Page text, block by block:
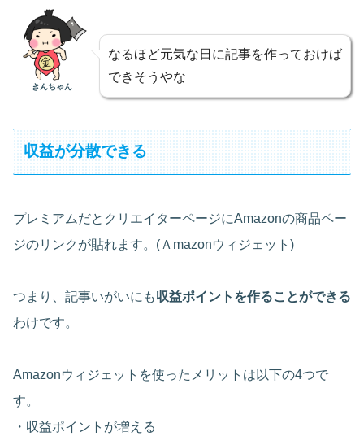
きんちゃん
なるほど元気な日に記事を作っておけば
できそうやな
収益が分散できる
プレミアムだとクリエイターページにAmazonの商品ペー
ジのリンクが貼れます。(Ａmazonウィジェット)
つまり、記事いがいにも収益ポイントを作ることができる
わけです。
Amazonウィジェットを使ったメリットは以下の4つで
す。
・収益ポイントが増える